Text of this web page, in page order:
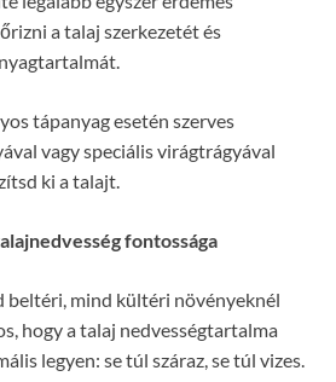
a talaj szerkezetét és
tápanyag esetén szerves
vagy speciális virágtrágyával
ki a talajt.
fontossága
beltéri, mind kültéri növényeknél
hogy a talaj nedvességtartalma
legyen: se túl száraz, se túl vizes.